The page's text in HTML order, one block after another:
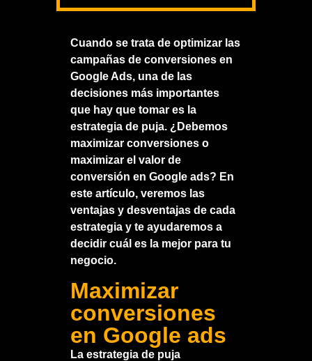
Cuando se trata de optimizar las
campañas de conversiones en
Google Ads, una de las
decisiones más importantes
que hay que tomar es la
estrategia de puja. ¿Debemos
maximizar conversiones o
maximizar el valor de
conversión en Google ads? En
este artículo, veremos las
ventajas y desventajas de cada
estrategia y te ayudaremos a
decidir cuál es la mejor para tu
negocio.
Maximizar
conversiones
en Google ads
La estrategia de puja